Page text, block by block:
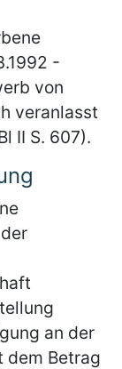
-
von
veranlasst
II S. 607).
an der
dem Betrag